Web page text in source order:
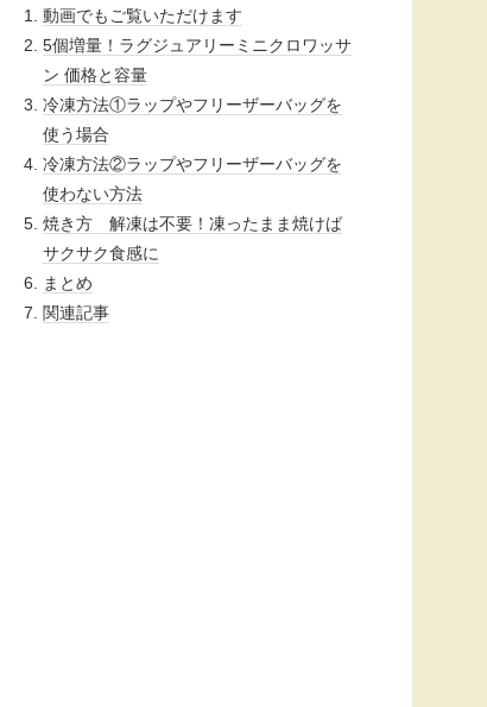
動画でもご覧いただけます
5個増量！ラグジュアリーミニクロワッサ
ン 価格と容量
冷凍方法①ラップやフリーザーバッグを
使う場合
冷凍方法②ラップやフリーザーバッグを
使わない方法
焼き方 解凍は不要！凍ったまま焼けば
サクサク食感に
まとめ
関連記事